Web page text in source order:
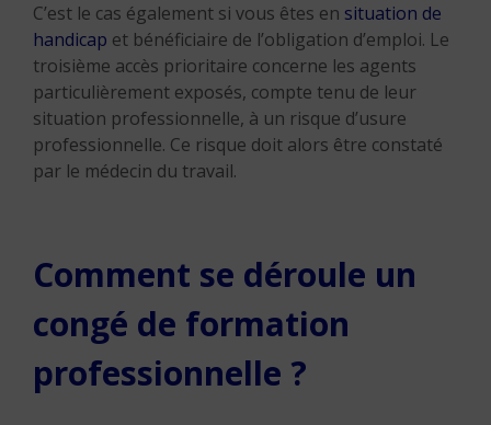
C’est le cas également si vous êtes en situation de
handicap et bénéficiaire de l’obligation d’emploi. Le
troisième accès prioritaire concerne les agents
particulièrement exposés, compte tenu de leur
situation professionnelle, à un risque d’usure
professionnelle. Ce risque doit alors être constaté
par le médecin du travail.
Comment se déroule un
congé de formation
professionnelle ?